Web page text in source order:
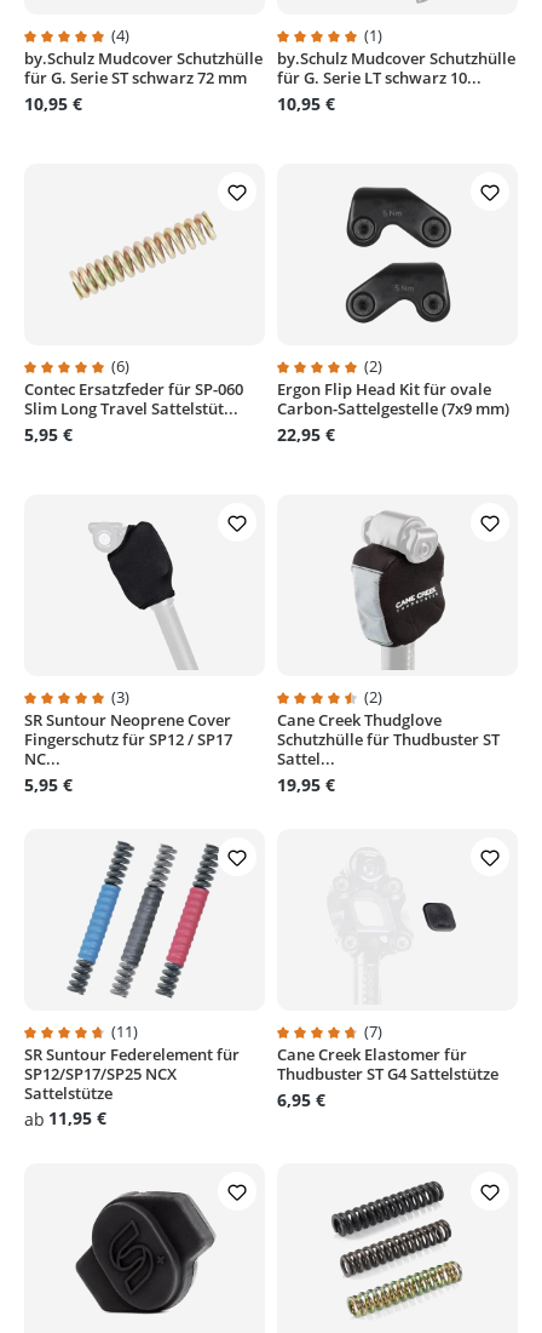
Durchschnittliche Bewertung von 5 von 5 Sternen
(4)
by.Schulz Mudcover Schutzhülle
für G. Serie ST schwarz 72 mm
10,95 €
Durchschnittliche Bewertung
(1)
by.Schulz Mudcover Schutzhülle
für G. Serie LT schwarz 10...
10,95 €
Durchschnittliche Bewertung von 5 von 5 Sternen
(6)
Contec Ersatzfeder für SP-060
Slim Long Travel Sattelstüt...
5,95 €
Durchschnittliche Bewertung
(2)
Ergon Flip Head Kit für ovale
Carbon-Sattelgestelle (7x9 mm)
22,95 €
Durchschnittliche Bewertung von 5 von 5 Sternen
(3)
SR Suntour Neoprene Cover
Fingerschutz für SP12 / SP17
NC...
5,95 €
Durchschnittliche Bewertung
(2)
Cane Creek Thudglove
Schutzhülle für Thudbuster ST
Sattel...
19,95 €
Durchschnittliche Bewertung von 4.7 von 5 Sternen
(11)
SR Suntour Federelement für
SP12/SP17/SP25 NCX
Sattelstütze
ab 11,95 €
Durchschnittliche Bewertung
(7)
Cane Creek Elastomer für
Thudbuster ST G4 Sattelstütze
6,95 €